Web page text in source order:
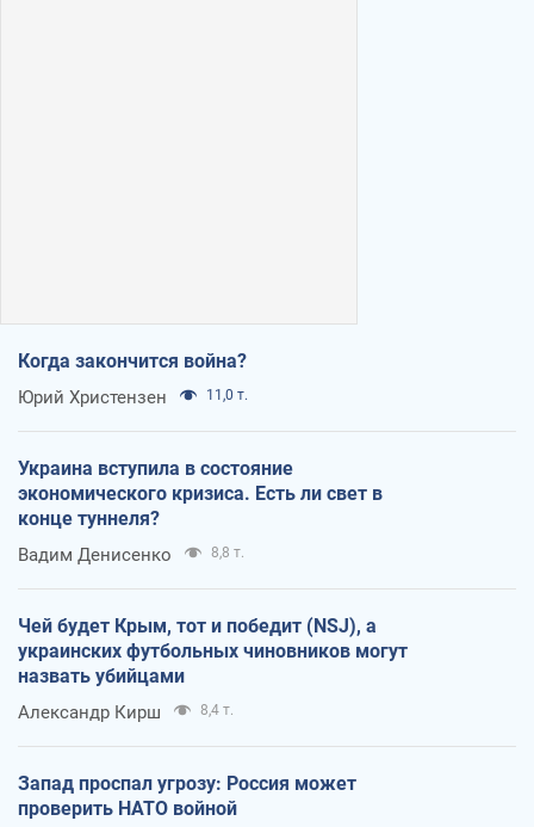
Когда закончится война?
Юрий Христензен 11,0 т.
Украина вступила в состояние
экономического кризиса. Есть ли свет в
конце туннеля?
Вадим Денисенко 8,8 т.
Чей будет Крым, тот и победит (NSJ), а
украинских футбольных чиновников могут
назвать убийцами
Александр Кирш 8,4 т.
Запад проспал угрозу: Россия может
проверить НАТО войной